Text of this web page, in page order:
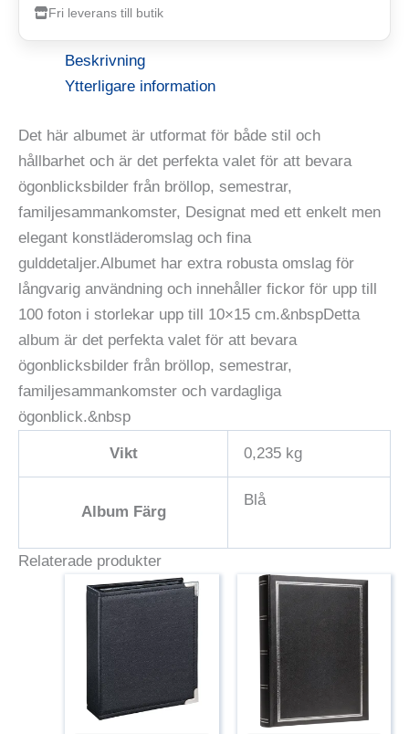
Fri leverans till butik
Beskrivning
Ytterligare information
Det här albumet är utformat för både stil och
hållbarhet och är det perfekta valet för att bevara
ögonblicksbilder från bröllop, semestrar,
familjesammankomster, Designat med ett enkelt men
elegant konstläderomslag och fina
gulddetaljer.Albumet har extra robusta omslag för
långvarig användning och innehåller fickor för upp till
100 foton i storlekar upp till 10×15 cm.&nbspDetta
album är det perfekta valet för att bevara
ögonblicksbilder från bröllop, semestrar,
familjesammankomster och vardagliga
ögonblick.&nbsp
Vikt 0,235 kg
Album Färg
Blå
Relaterade produkter